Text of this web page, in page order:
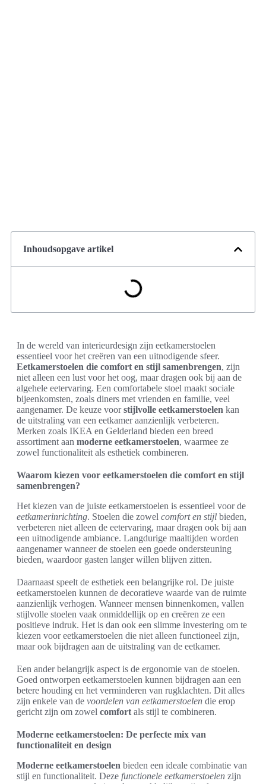
Inhoudsopgave artikel
In de wereld van interieurdesign zijn eetkamerstoelen
essentieel voor het creëren van een uitnodigende sfeer.
Eetkamerstoelen die comfort en stijl samenbrengen, zijn
niet alleen een lust voor het oog, maar dragen ook bij aan de
algehele eetervaring. Een comfortabele stoel maakt sociale
bijeenkomsten, zoals diners met vrienden en familie, veel
aangenamer. De keuze voorstijlvolle eetkamerstoelen kan
de uitstraling van een eetkamer aanzienlijk verbeteren.
Merken zoals IKEA en Gelderland bieden een breed
assortiment aan moderne eetkamerstoelen, waarmee ze
zowel functionaliteit als esthetiek combineren.
Waarom kiezen voor eetkamerstoelen die comfort en stijl
samenbrengen?
Het kiezen van de juiste eetkamerstoelen is essentieel voor de
eetkamerinrichting. Stoelen die zowel comfort en stijl bieden,
verbeteren niet alleen de eetervaring, maar dragen ook bij aan
een uitnodigende ambiance. Langdurige maaltijden worden
aangenamer wanneer de stoelen een goede ondersteuning
bieden, waardoor gasten langer willen blijven zitten.
Daarnaast speelt de esthetiek een belangrijke rol. De juiste
eetkamerstoelen kunnen de decoratieve waarde van de ruimte
aanzienlijk verhogen. Wanneer mensen binnenkomen, vallen
stijlvolle stoelen vaak onmiddellijk op en creëren ze een
positieve indruk. Het is dan ook een slimme investering om te
kiezen voor eetkamerstoelen die niet alleen functioneel zijn,
maar ook bijdragen aan de uitstraling van de eetkamer.
Een ander belangrijk aspect is de ergonomie van de stoelen.
Goed ontworpen eetkamerstoelen kunnen bijdragen aan een
betere houding en het verminderen van rugklachten. Dit alles
zijn enkele van de voordelen van eetkamerstoelen die erop
gericht zijn om zowel comfort als stijl te combineren.
Moderne eetkamerstoelen: De perfecte mix van
functionaliteit en design
Moderne eetkamerstoelen bieden een ideale combinatie van
stijl en functionaliteit. Deze functionele eetkamerstoelen zijn